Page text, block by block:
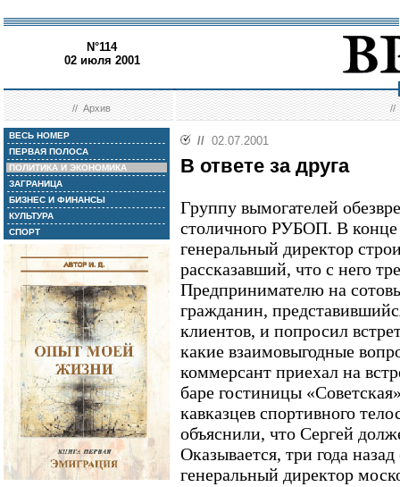
N°114
02 июля 2001
//Архив //
ВЕСЬ НОМЕР
ПЕРВАЯ ПОЛОСА
ПОЛИТИКА И ЭКОНОМИКА
ЗАГРАНИЦА
БИЗНЕС И ФИНАНСЫ
КУЛЬТУРА
СПОРТ
// 02.07.2001
В ответе за друга
Группу вымогателей
столичного РУБОП. В
генеральный директор
рассказавший, что с него
Предпринимателю на
гражданин,
клиентов, и попросил
какие взаимовыгодные
коммерсант приехал на
баре гостиницы
кавказцев спортивного
объяснили, что Сергей
Оказывается, три года
генеральный директор